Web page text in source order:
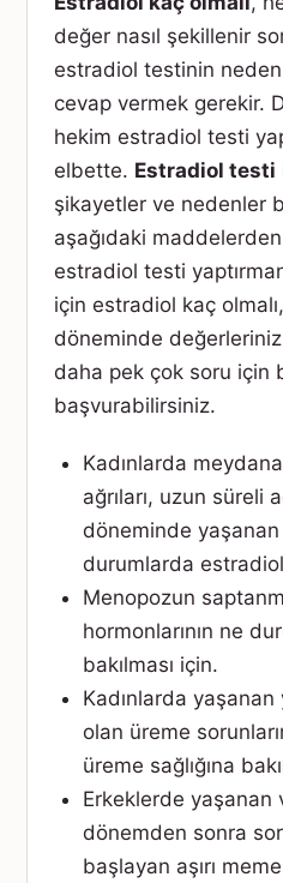
değer nasıl şekillenir
estradiol testinin neden
cevap vermek gerekir.
hekim estradiol testi
elbette. Estradiol testi
şikayetler ve nedenler
aşağıdaki
estradiol testi
için estradiol kaç
döneminde
daha pek çok soru için
başvurabilirsiniz.
Kadınlarda
ağrıları, uzun süreli
döneminde
durumlarda
Menopozun
hormonlarının ne
bakılması için.
Kadınlarda
olan üreme
üreme sağlığına
Erkeklerde yaşanan
dönemden sonra
başlayan aşırı